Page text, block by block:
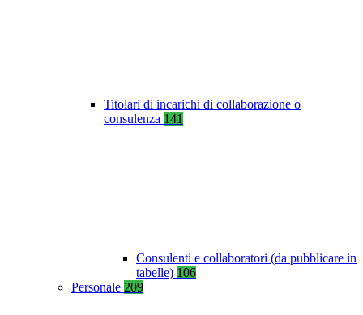
Titolari di incarichi di collaborazione o
consulenza 141
Consulenti e collaboratori (da pubblicare in
tabelle) 106
Personale 209